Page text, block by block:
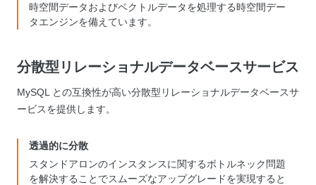
時空間データおよびベクトルデータを処理する時空間デー
タエンジンを備えています。
分散型リレーショナルデータベースサービス
MySQL との互換性が高い分散型リレーショナルデータベースサ
ービスを提供します。
透過的に分散
スタンドアロンのインスタンスに関するボトルネック問題
を解決することでスムーズなアップグレードを実現すると